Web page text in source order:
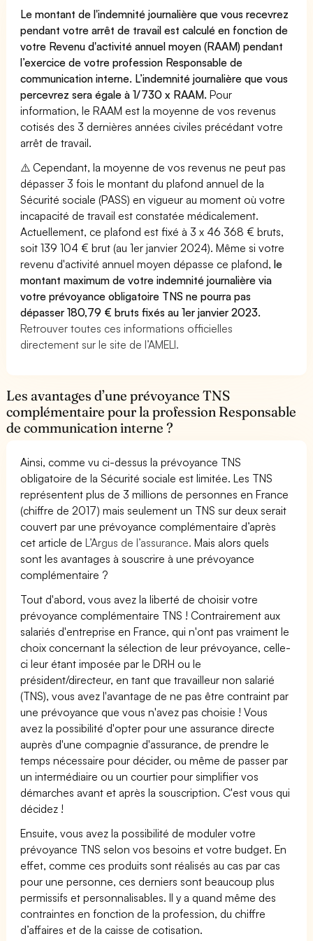
Le montant de l'indemnité journalière que vous recevrez
pendant votre arrêt de travail est calculé en fonction de
votre Revenu d'activité annuel moyen (RAAM) pendant
l’exercice de votre profession Responsable de
communication interne. L’indemnité journalière que vous
percevrez sera égale à 1/730 x RAAM. Pour
information, le RAAM est la moyenne de vos revenus
cotisés des 3 dernières années civiles précédant votre
arrêt de travail.
⚠️ Cependant, la moyenne de vos revenus ne peut pas
dépasser 3 fois le montant du plafond annuel de la
Sécurité sociale (PASS) en vigueur au moment où votre
incapacité de travail est constatée médicalement.
Actuellement, ce plafond est fixé à 3 x 46 368 € bruts,
soit 139 104 € brut (au 1er janvier 2024). Même si votre
revenu d'activité annuel moyen dépasse ce plafond,le
montant maximum de votre indemnité journalière via
votre prévoyance obligatoire TNS ne pourra pas
dépasser 180,79 € bruts fixés au 1er janvier 2023.
Retrouver toutes ces informations officielles
directement sur le site de l’AMELI.
Les avantages d’une prévoyance TNS
complémentaire pour la profession Responsable
de communication interne ?
Ainsi, comme vu ci-dessus la prévoyance TNS
obligatoire de la Sécurité sociale est limitée. Les TNS
représentent plus de 3 millions de personnes en France
(chiffre de 2017) mais seulement un TNS sur deux serait
couvert par une prévoyance complémentaire d’après
cet article deL’Argus de l’assurance. Mais alors quels
sont les avantages à souscrire à une prévoyance
complémentaire ?
Tout d'abord, vous avez la liberté de choisir votre
prévoyance complémentaire TNS ! Contrairement aux
salariés d'entreprise en France, qui n'ont pas vraiment le
choix concernant la sélection de leur prévoyance, celle-
ci leur étant imposée par le DRH ou le
président/directeur, en tant que travailleur non salarié
(TNS), vous avez l'avantage de ne pas être contraint par
une prévoyance que vous n'avez pas choisie ! Vous
avez la possibilité d'opter pour une assurance directe
auprès d'une compagnie d'assurance, de prendre le
temps nécessaire pour décider, ou même de passer par
un intermédiaire ou un courtier pour simplifier vos
démarches avant et après la souscription. C'est vous qui
décidez !
Ensuite, vous avez la possibilité de moduler votre
prévoyance TNS selon vos besoins et votre budget. En
effet, comme ces produits sont réalisés au cas par cas
pour une personne, ces derniers sont beaucoup plus
permissifs et personnalisables. Il y a quand même des
contraintes en fonction de la profession, du chiffre
d’affaires et de la caisse de cotisation.